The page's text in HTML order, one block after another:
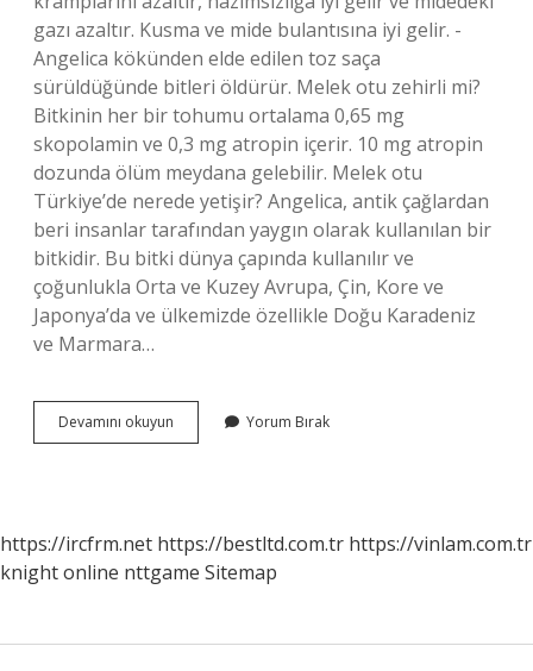
gazı azaltır. Kusma ve mide bulantısına iyi gelir. -
Angelica kökünden elde edilen toz saça
sürüldüğünde bitleri öldürür. Melek otu zehirli mi?
Bitkinin her bir tohumu ortalama 0,65 mg
skopolamin ve 0,3 mg atropin içerir. 10 mg atropin
dozunda ölüm meydana gelebilir. Melek otu
Türkiye’de nerede yetişir? Angelica, antik çağlardan
beri insanlar tarafından yaygın olarak kullanılan bir
bitkidir. Bu bitki dünya çapında kullanılır ve
çoğunlukla Orta ve Kuzey Avrupa, Çin, Kore ve
Japonya’da ve ülkemizde özellikle Doğu Karadeniz
ve Marmara…
Devamını okuyun
Melek
Yorum Bırak
https://ircfrm.net https://bestltd.com.tr https://vinlam.com.tr
knight online nttgame Sitemap